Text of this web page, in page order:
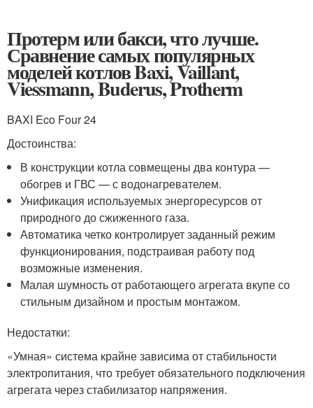
Протерм или бакси, что лучше.
Сравнение самых популярных
моделей котлов Baxi, Vaillant,
Viessmann, Buderus, Protherm
BAXI Eco Four 24
Достоинства:
В конструкции котла совмещены два контура —
обогрев и ГВС — с водонагревателем.
Унификация используемых энергоресурсов от
природного до сжиженного газа.
Автоматика четко контролирует заданный режим
функционирования, подстраивая работу под
возможные изменения.
Малая шумность от работающего агрегата вкупе со
стильным дизайном и простым монтажом.
Недостатки:
«Умная» система крайне зависима от стабильности
электропитания, что требует обязательного подключения
агрегата через стабилизатор напряжения.